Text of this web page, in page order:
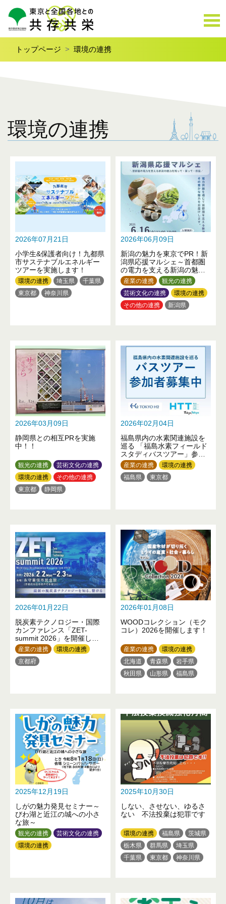
トップページ 環境の連携
環境の連携
2026年07月21日
小学生&保護者向け！九都県
市サステナブルエネルギー
ツアーを実施します！
環境の連携 埼玉県
千葉県
東京都
神奈川県
2026年06月09日
新潟の魅力を東京でPR！新
潟県応援マルシェ～首都圏
の電力を支える新潟の魅力
を知って・買って・応援～
産業の連携
観光の連携
芸術文化の連携
環境の連携
その他の連携
新潟県
2026年03月09日
静岡県との相互PRを実施
中！！
観光の連携
芸術文化の連携
環境の連携
その他の連携
東京都
静岡県
2026年02月04日
福島県内の水素関連施設を
巡る 「福島水素フィールド
スタディバスツアー」参加
者募集！
産業の連携
環境の連携
福島県
東京都
2026年01月22日
脱炭素テクノロジー・国際
カンファレンス「ZET-
summit 2026」を開催しま
す！
産業の連携
環境の連携
京都府
2026年01月08日
WOODコレクション（モク
コレ）2026を開催します！
産業の連携
環境の連携
北海道
青森県
岩手県
秋田県
山形県
福島県
石川県
山梨県
長野県
愛知県
滋賀県
京都府
大阪府
兵庫県
奈良県
和歌山県
鳥取県
岡山県
広島県
徳島県
香川県
愛媛県
高知県
福岡県
熊本県
宮崎県
鹿児島県 沖縄県
2025年12月19日
しがの魅力発見セミナー～
びわ湖と近江の城への小さ
な旅～
観光の連携
芸術文化の連携
環境の連携
2025年10月30日
しない、させない、ゆるさ
ない 不法投棄は犯罪です
環境の連携 福島県
茨城県
栃木県
群馬県
埼玉県
千葉県
東京都
神奈川県